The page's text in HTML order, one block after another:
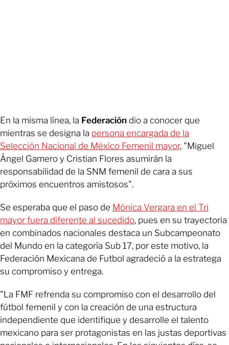
En la misma línea, la Federación dio a conocer que
mientras se designa la persona encargada de la
Selección Nacional de México Femenil mayor, "Miguel
Ángel Gamero y Cristian Flores asumirán la
responsabilidad de la SNM femenil de cara a sus
próximos encuentros amistosos".
Se esperaba que el paso de Mónica Vergara en el Tri
mayor fuera diferente al sucedido, pues en su trayectoria
en combinados nacionales destaca un Subcampeonato
del Mundo en la categoría Sub 17, por este motivo, la
Federación Mexicana de Futbol agradeció a la estratega
su compromiso y entrega.
"La FMF refrenda su compromiso con el desarrollo del
fútbol femenil y con la creación de una estructura
independiente que identifique y desarrolle el talento
mexicano para ser protagonistas en las justas deportivas